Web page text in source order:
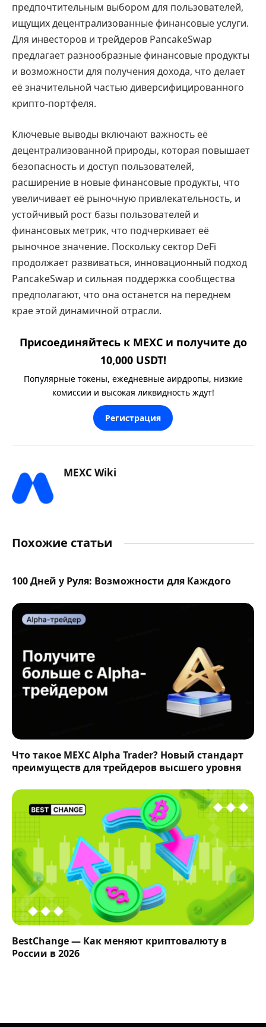
предпочтительным выбором для пользователей,
ищущих децентрализованные финансовые услуги.
Для инвесторов и трейдеров PancakeSwap
предлагает разнообразные финансовые продукты
и возможности для получения дохода, что делает
её значительной частью диверсифицированного
крипто-портфеля.
Ключевые выводы включают важность её
децентрализованной природы, которая повышает
безопасность и доступ пользователей,
расширение в новые финансовые продукты, что
увеличивает её рыночную привлекательность, и
устойчивый рост базы пользователей и
финансовых метрик, что подчеркивает её
рыночное значение. Поскольку сектор DeFi
продолжает развиваться, инновационный подход
PancakeSwap и сильная поддержка сообщества
предполагают, что она останется на переднем
крае этой динамичной отрасли.
Присоединяйтесь к MEXC и получите до
10,000 USDT!
Популярные токены, ежедневные аирдропы, низкие
комиссии и высокая ликвидность ждут!
Регистрация
MEXC Wiki
Похожие статьи
100 Дней у Руля: Возможности для Каждого
Что такое MEXC Alpha Trader? Новый стандарт
преимуществ для трейдеров высшего уровня
BestChange — Как меняют криптовалюту в
России в 2026